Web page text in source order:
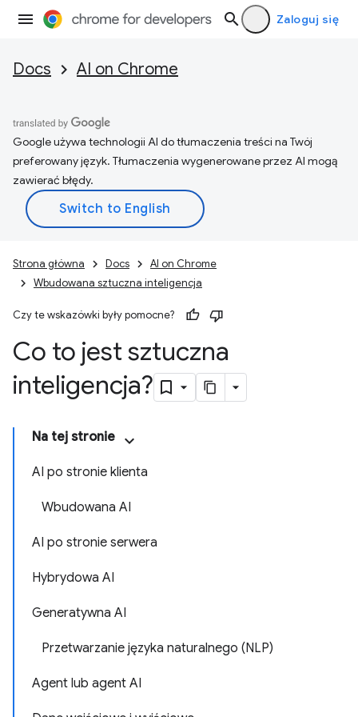
Zaloguj się
Docs AI on Chrome
Google używa technologii AI do tłumaczenia treści na Twój
preferowany język. Tłumaczenia wygenerowane przez AI mogą
zawierać błędy.
Strona główna Docs
AI on Chrome
Wbudowana sztuczna inteligencja
Czy te wskazówki były pomocne?
Co to jest sztuczna
inteligencja?
Na tej stronie
AI po stronie klienta
Wbudowana AI
AI po stronie serwera
Hybrydowa AI
Generatywna AI
Przetwarzanie języka naturalnego (NLP)
Agent lub agent AI